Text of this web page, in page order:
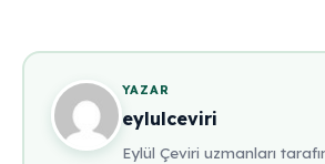
YAZAR
eylulceviri
Eylül Çeviri uzmanları